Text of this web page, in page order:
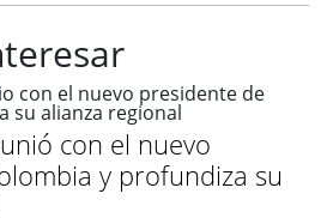
con el nuevo
y profundiza su